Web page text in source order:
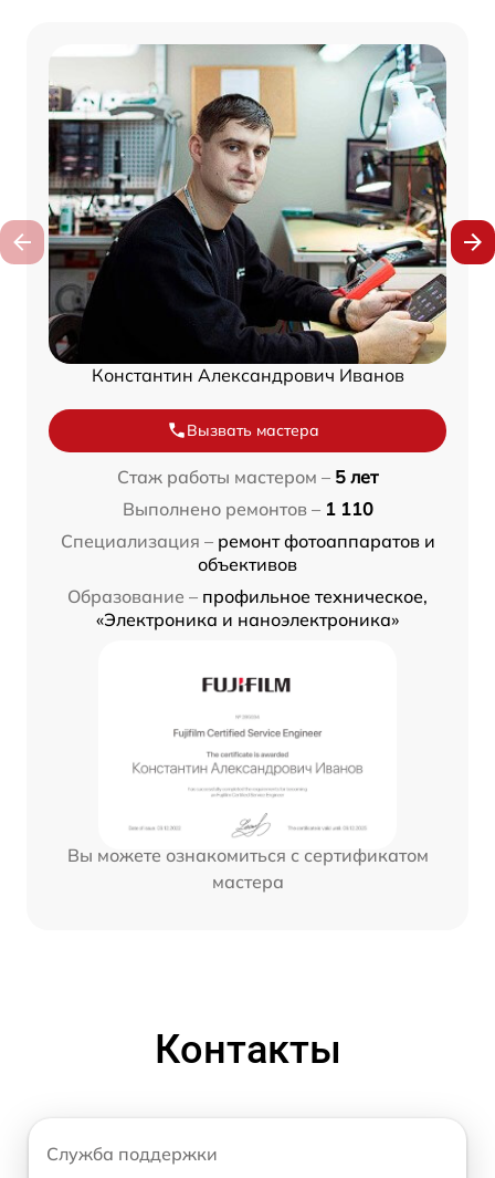
Константин Александрович Иванов
Вызвать мастера
Стаж работы мастером – 5 лет
Выполнено ремонтов – 1 110
Специализация – ремонт фотоаппаратов и
объективов
Образование – профильное техническое,
«Электроника и наноэлектроника»
Вы можете ознакомиться с сертификатом
мастера
Контакты
Служба поддержки